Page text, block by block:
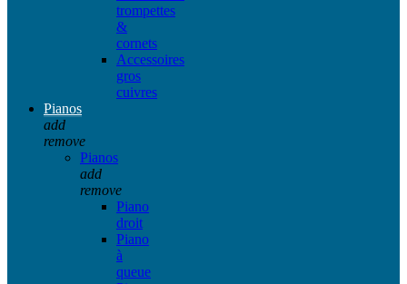
trompettes
&
cornets
Accessoires
gros
cuivres
Pianos
add
remove
Pianos
add
remove
Piano
droit
Piano
à
queue